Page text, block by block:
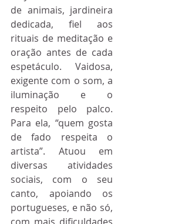
de animais, jardineira
dedicada, fiel aos
rituais de meditação e
oração antes de cada
espetáculo. Vaidosa,
exigente com o som, a
iluminação e o
respeito pelo palco.
Para ela, “quem gosta
de fado respeita o
artista”. Atuou em
diversas atividades
sociais, com o seu
canto, apoiando os
portugueses, e não só,